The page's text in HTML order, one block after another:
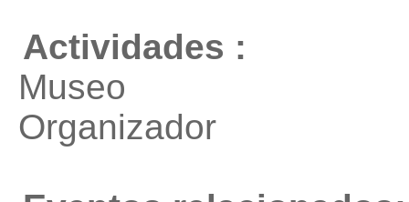
Actividades :
Museo
Organizador